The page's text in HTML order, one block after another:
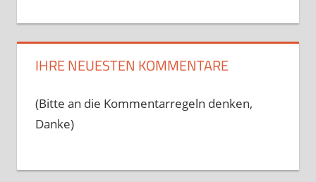
IHRE NEUESTEN KOMMENTARE
(Bitte an die Kommentarregeln denken,
Danke)